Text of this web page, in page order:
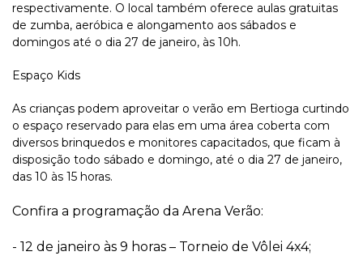
respectivamente. O local também oferece aulas gratuitas
de zumba, aeróbica e alongamento aos sábados e
domingos até o dia 27 de janeiro, às 10h.
Espaço Kids
As crianças podem aproveitar o verão em Bertioga curtindo
o espaço reservado para elas em uma área coberta com
diversos brinquedos e monitores capacitados, que ficam à
disposição todo sábado e domingo, até o dia 27 de janeiro,
das 10 às 15 horas.
Confira a programação da Arena Verão:
- 12 de janeiro às 9 horas – Torneio de Vôlei 4x4;